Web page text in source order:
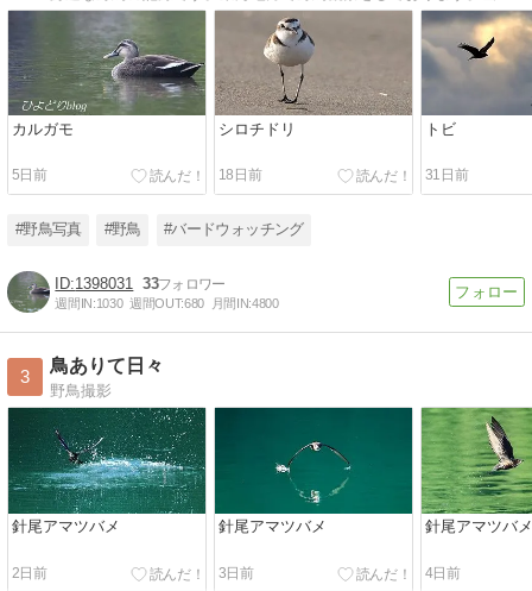
カルガモ
5日前
シロチドリ
18日前
トビ
31日前
#野鳥写真 #野鳥 #バードウォッチング
1398031 33
週間IN:1030 週間OUT:680 月間IN:4800
3
鳥ありて日々
野鳥撮影
針尾アマツバメ
2日前
針尾アマツバメ
3日前
針尾アマツバメ
4日前